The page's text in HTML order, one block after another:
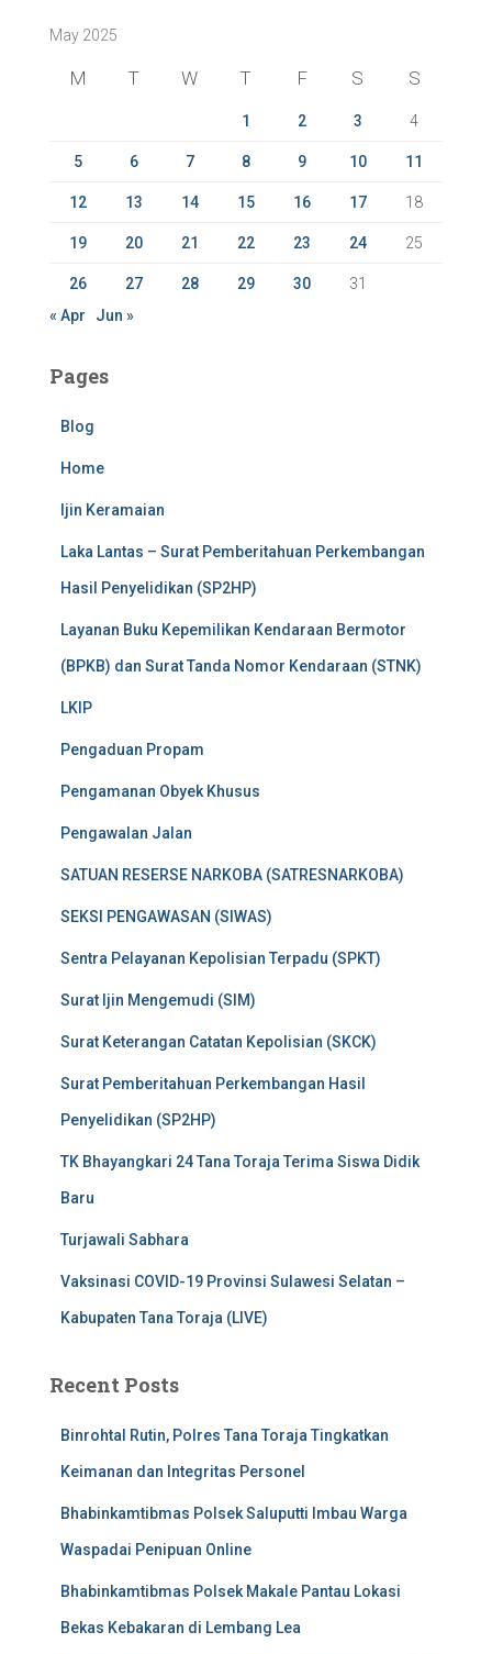
h
May 2025
M T W T F S S
1 2 3 4
5 6 7 8 9 10 11
12 13 14 15 16 17 18
19 20 21 22 23 24 25
26 27 28 29 30
31
« Apr
Jun »
Pages
Blog
Home
Ijin Keramaian
Laka Lantas – Surat Pemberitahuan Perkembangan
Hasil Penyelidikan (SP2HP)
Layanan Buku Kepemilikan Kendaraan Bermotor
(BPKB) dan Surat Tanda Nomor Kendaraan (STNK)
LKIP
Pengaduan Propam
Pengamanan Obyek Khusus
Pengawalan Jalan
SATUAN RESERSE NARKOBA (SATRESNARKOBA)
SEKSI PENGAWASAN (SIWAS)
Sentra Pelayanan Kepolisian Terpadu (SPKT)
Surat Ijin Mengemudi (SIM)
Surat Keterangan Catatan Kepolisian (SKCK)
Surat Pemberitahuan Perkembangan Hasil
Penyelidikan (SP2HP)
TK Bhayangkari 24 Tana Toraja Terima Siswa Didik
Baru
Turjawali Sabhara
Vaksinasi COVID-19 Provinsi Sulawesi Selatan –
Kabupaten Tana Toraja (LIVE)
Recent Posts
Binrohtal Rutin, Polres Tana Toraja Tingkatkan
Keimanan dan Integritas Personel
Bhabinkamtibmas Polsek Saluputti Imbau Warga
Waspadai Penipuan Online
Bhabinkamtibmas Polsek Makale Pantau Lokasi
Bekas Kebakaran di Lembang Lea